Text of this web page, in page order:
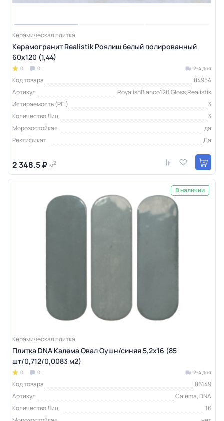
Керамическая плитка
Керамогранит Realistik Роялиш белый полированный
60x120 (1,44)
0 0 2-4 дня
Код товара
84954
Артикул
RoyalishBianco120,Gloss,Realistik
Истираемость (PEI)
3
Количество Лиц
3
Морозостойкая
да
Ректификат
Да
2 348.5 ₽ м2
В наличии
Керамическая плитка
Плитка DNA Калема Овал Оушн/синяя 5,2х16 (85
шт/0,712/0,0083 м2)
0 0 2-4 дня
Код товара
86149
Артикул
Calema, DNA
Количество Лиц
16